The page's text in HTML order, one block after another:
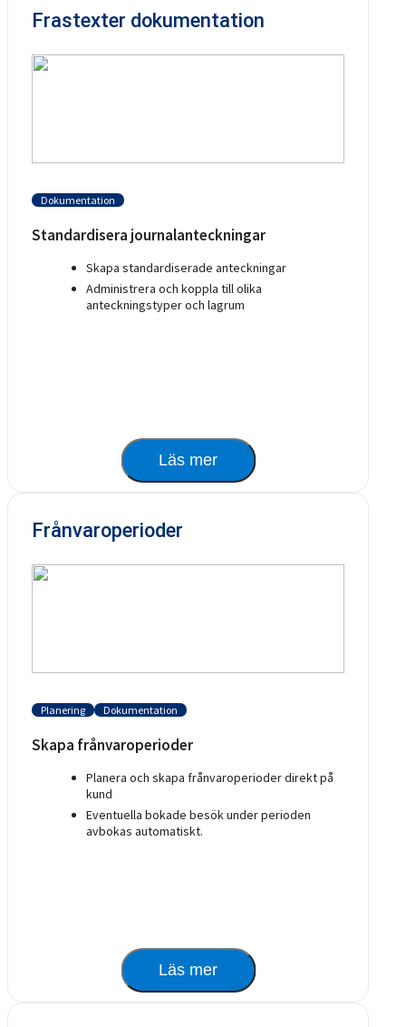
Frastexter dokumentation
Dokumentation
Standardisera journalanteckningar
Skapa standardiserade anteckningar
Administrera och koppla till olika
anteckningstyper och lagrum
Läs mer
Frånvaroperioder
Planering Dokumentation
Skapa frånvaroperioder
Planera och skapa frånvaroperioder direkt på
kund
Eventuella bokade besök under perioden
avbokas automatiskt.
Läs mer